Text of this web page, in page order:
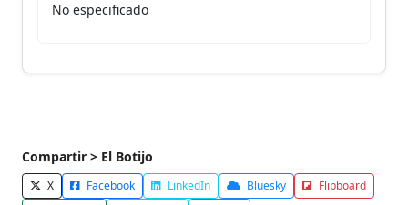
No especificado
Compartir > El Botijo
X Facebook LinkedIn Bluesky
Flipboard